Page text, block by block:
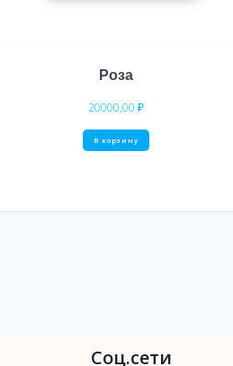
Роза
20000,00 ₽
В корзину
Соц.сети